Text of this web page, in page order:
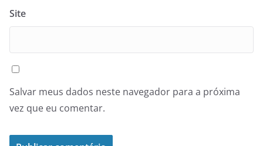
Site
Salvar meus dados neste navegador para a próxima
vez que eu comentar.